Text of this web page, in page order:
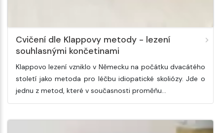
Cvičení dle Klappovy metody - lezení
souhlasnými končetinami
Klappovo lezení vzniklo v Německu na počátku dvacátého
století jako metoda pro léčbu idiopatické skoliózy. Jde o
jednu z metod, které v současnosti proměňu…